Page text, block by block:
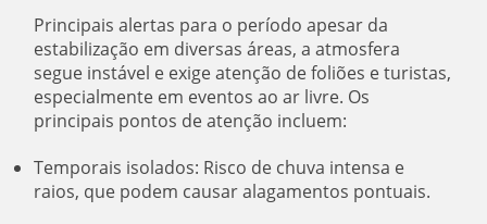
Principais alertas para o período apesar da
estabilização em diversas áreas, a atmosfera
segue instável e exige atenção de foliões e turistas,
especialmente em eventos ao ar livre. Os
principais pontos de atenção incluem:
Temporais isolados: Risco de chuva intensa e
raios, que podem causar alagamentos pontuais.